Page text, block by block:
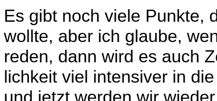
Es gibt noch viele Punkte,
wollte, aber ich glaube,
reden, dann wird es auch
lichkeit viel intensiver in
und jetzt werden wir